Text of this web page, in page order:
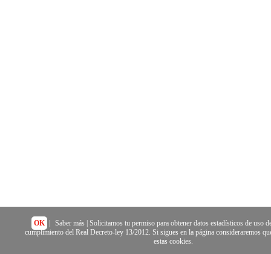
OK Saber más | Solicitamos tu permiso para obtener datos estadísticos de uso
cumplimiento del Real Decreto-ley 13/2012. Si sigues en la página consideraremos
estas cookies.